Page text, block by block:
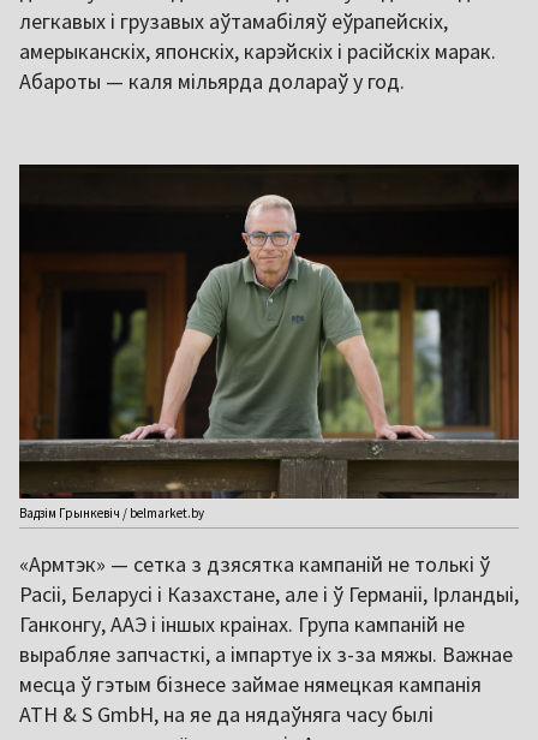
легкавых і грузавых аўтамабіляў еўрапейскіх,
амерыканскіх, японскіх, карэйскіх і расійскіх марак.
Абароты — каля мільярда долараў у год.
Вадзім Грынкевіч / belmarket.by
«Армтэк» — сетка з дзясятка кампаній не толькі ў
Расіі, Беларусі і Казахстане, але і ў Германіі, Ірландыі,
Ганконгу, ААЭ і іншых краінах. Група кампаній не
вырабляе запчасткі, а імпартуе іх з-за мяжы. Важнае
месца ў гэтым бізнесе займае нямецкая кампанія
ATH & S GmbH, на яе да нядаўняга часу былі